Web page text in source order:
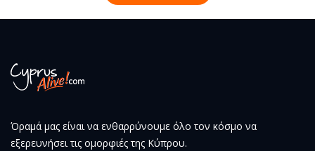
Όραμά μας είναι να ενθαρρύνουμε όλο τον κόσμο να
εξερευνήσει τις ομορφιές της Κύπρου.